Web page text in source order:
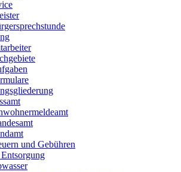
und Gebühren